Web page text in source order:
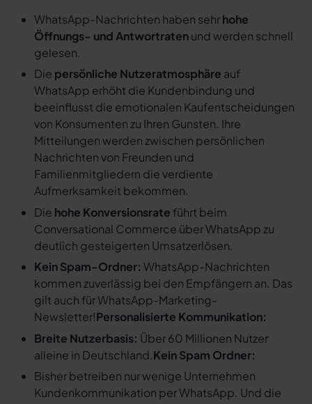
WhatsApp-Nachrichten haben sehrhohe
Öffnungs- und Antwortratenund werden schnell
gelesen.
Die persönliche Nutzeratmosphäre auf
WhatsApp erhöht die Kundenbindung und
beeinflusst die emotionalen Kaufentscheidungen
von Konsumenten zu Ihren Gunsten. Ihre
Mitteilungen werden zwischen persönlichen
Nachrichten von Freunden und
Familienmitgliedern die verdiente
Aufmerksamkeit bekommen.
Die hohe Konversionsrate führt beim
Conversational Commerce über WhatsApp zu
deutlich gesteigerten Umsatzerlösen.
Kein Spam-Ordner: WhatsApp-Nachrichten
kommen zuverlässig bei den Empfängern an. Das
gilt auch für WhatsApp-Marketing-
Newsletter!Personalisierte Kommunikation:
Breite Nutzerbasis: Über 60 Millionen Nutzer
alleine in Deutschland.Kein Spam Ordner:
Bisher betreiben nur wenige Unternehmen
Kundenkommunikation per WhatsApp. Und die